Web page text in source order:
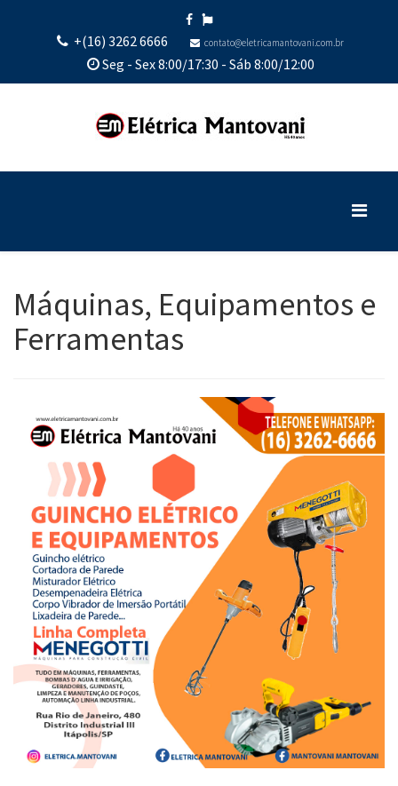
+(16) 3262 6666 contato@eletricamantovani.com.br
Seg - Sex 8:00/17:30 - Sáb 8:00/12:00
Máquinas, Equipamentos e
Ferramentas